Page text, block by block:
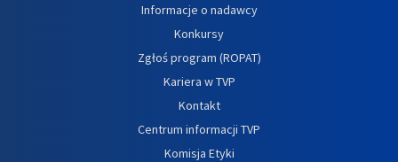
Informacje o nadawcy
Konkursy
Zgłoś program (ROPAT)
Kariera w TVP
Kontakt
Centrum informacji TVP
Komisja Etyki